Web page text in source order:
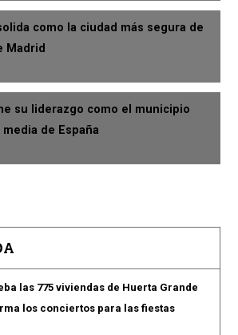
como la ciudad más segura de
Madrid
su liderazgo como el municipio
de España
las 775 viviendas de Huerta Grande
los conciertos para las fiestas